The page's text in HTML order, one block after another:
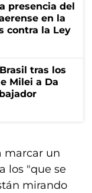
presencia del
en la
contra la Ley
tras los
Milei a Da
marcar un
los "que se
mirando